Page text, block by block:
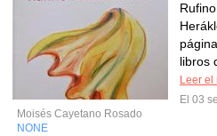
libros
Leer el
El 03
Moisés Cayetano Rosado
NONE